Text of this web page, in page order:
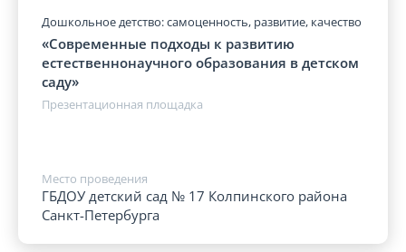
Дошкольное детство: самоценность, развитие, качество
«Современные подходы к развитию
естественнонаучного образования в детском
саду»
Презентационная площадка
Место проведения
ГБДОУ детский сад № 17 Колпинского района
Санкт-Петербурга